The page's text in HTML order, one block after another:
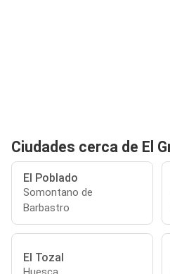
Ciudades cerca de El
El Poblado
Somontano de
Barbastro
El Tozal